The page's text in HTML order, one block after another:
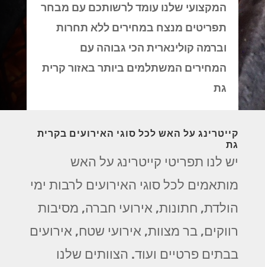
המקצועי שלנו עומד לרשותכם עם מבחר
תפריטים מנצח במחירים ללא תחרות
וברמה קולינארית הכי גבוהה עם
המחירים המשתלמים ביותר באזור קרית
גת
קייטרינג על האש לכל סוגי האירועים בקרית
גת
יש לנו תפריטי קייטרינג על האש
מותאמים לכל סוגי האירועים לרבות ימי
הולדת, חתונות, אירועי חברה, מסיבות
רווקים, בר מצוות, אירועי שטח, אירועים
בבתים פרטיים ועוד. הצוותים שלנו